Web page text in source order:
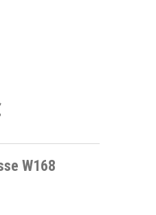
W168